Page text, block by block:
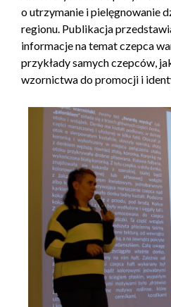
o utrzymanie i pielęgnowanie
regionu. Publikacja
informacje na temat czepca
przykłady samych czepców,
wzornictwa do promocji i